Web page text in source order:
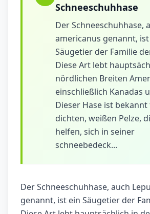
Schneeschuhhase
Der Schneeschuhhase,
americanus genannt,
Säugetier der Familie
Diese Art lebt
nördlichen Breiten
einschließlich Kanadas
Dieser Hase ist
dichten, weißen Pelze,
helfen, sich in seiner
schneebedeck...
Der Schneeschuhhase, auch
genannt, ist ein Säugetier der